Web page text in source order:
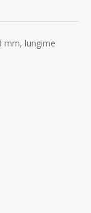
mm, lungime